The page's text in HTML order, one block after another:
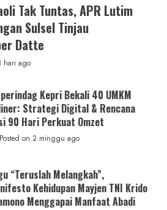
Tak Tuntas, APR Lutim
Sulsel Tinjau
Datte
hari ago
Kepri Bekali 40 UMKM
Strategi Digital & Rencana
90 Hari Perkuat Omzet
Posted on 2 minggu ago
“Teruslah Melangkah”,
Kehidupan Mayjen TNI Krido
Menggapai Manfaat Abadi